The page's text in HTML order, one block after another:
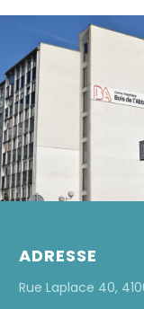
ADRESSE
Rue Laplace 40,